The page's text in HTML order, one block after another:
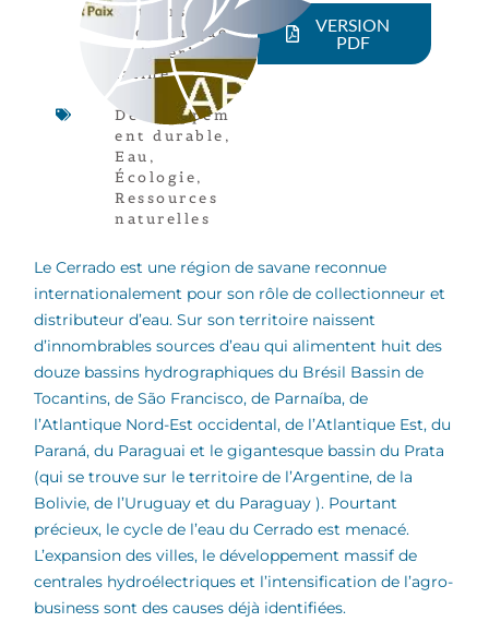
Acteurs
économique
s,Amérique
latine,
Article,
Développem
ent durable ,
Eau ,
Écologie,
Ressources
naturelles
VERSION
PDF
Le Cerrado est une région de savane reconnue
internationalement pour son rôle de collectionneur et
distributeur d’eau. Sur son territoire naissent
d’innombrables sources d’eau qui alimentent huit des
douze bassins hydrographiques du Brésil Bassin de
Tocantins, de São Francisco, de Parnaíba, de
l’Atlantique Nord-Est occidental, de l’Atlantique Est, du
Paraná, du Paraguai et le gigantesque bassin du Prata
(qui se trouve sur le territoire de l’Argentine, de la
Bolivie, de l’Uruguay et du Paraguay ). Pourtant
précieux, le cycle de l’eau du Cerrado est menacé.
L’expansion des villes, le développement massif de
centrales hydroélectriques et l’intensification de l’agro-
business sont des causes déjà identifiées.